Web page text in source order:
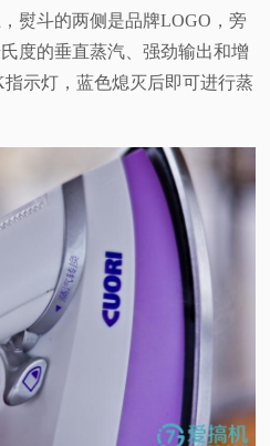
熨斗的两侧是品牌LOGO，旁
度的垂直蒸汽、强劲输出和增
示灯，蓝色熄灭后即可进行蒸